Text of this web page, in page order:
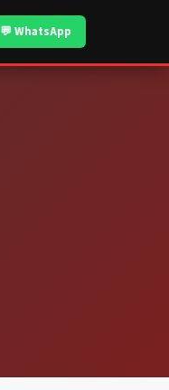
💬 WhatsApp